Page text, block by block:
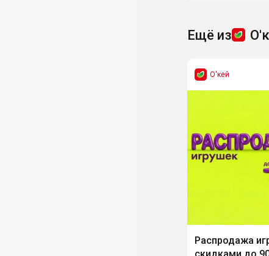
Ещё из
О'кей
Распродажа